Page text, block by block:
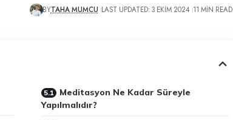
BYTAHA MUMCU LAST UPDATED: 3 EKIM 2024 11 MIN READ
Meditasyon Ne Kadar Süreyle
Yapılmalıdır?